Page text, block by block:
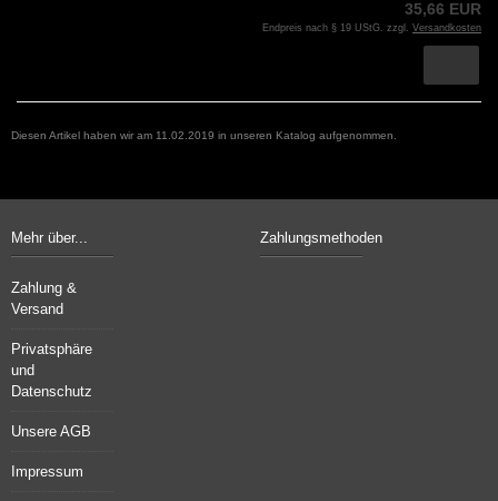
35,66 EUR
Endpreis nach § 19 UStG. zzgl. Versandkosten
Diesen Artikel haben wir am 11.02.2019 in unseren Katalog aufgenommen.
Mehr über...
Zahlung &
Versand
Privatsphäre
und
Datenschutz
Unsere AGB
Impressum
Zahlungsmethoden